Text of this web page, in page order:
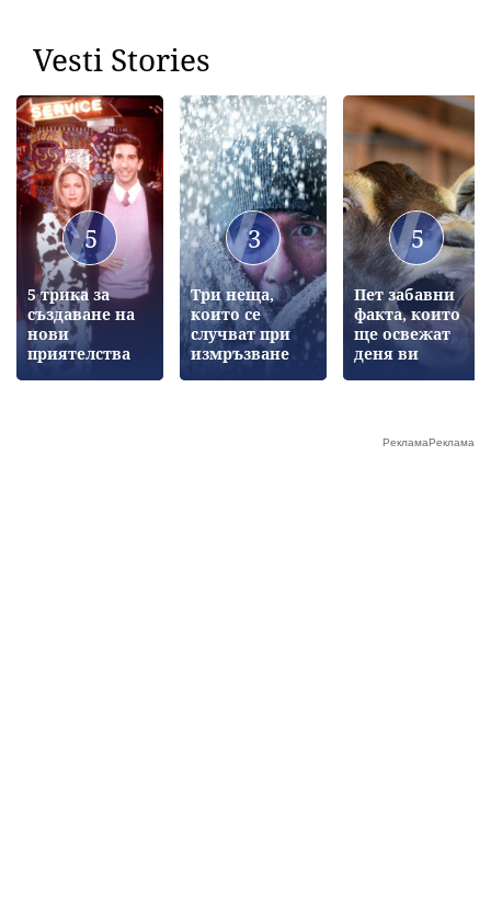
Vesti Stories
5
5 трика за
създаване на
нови
приятелства
3
Три неща,
които се
случват при
измръзване
5
Пет забавни
факта, които
ще освежат
деня ви